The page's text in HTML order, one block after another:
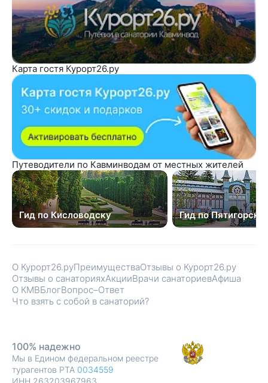
Карта гостя Курорт26.ру
Путеводители по Кавминводам от местных жителей
Гид по Кисловодску Гид по Пятигорску
О Курорт26.руПреимуществаОтзывы о Курорт26.ру
Отзывы о санаторияхАкцииВрачи санаториевАфиша
О КМВБлогВопрос–Ответ
Что взять с собой в санаторий?
100% надежно
Мы в Едином федеральном реестре
турагентов РТА 0034559